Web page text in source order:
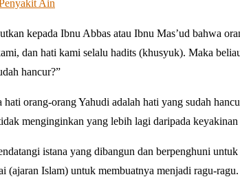
Ain
kepada Ibnu Abbas atau Ibnu Mas’ud bahwa
dan hati kami selalu hadits (khusyuk). Maka
hancur?”
orang-orang Yahudi adalah hati yang sudah
menginginkan yang lebih lagi daripada
istana yang dibangun dan berpenghuni
(ajaran Islam) untuk membuatnya menjadi ragu-